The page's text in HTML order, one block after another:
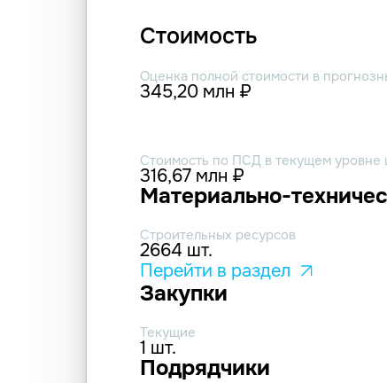
Стоимость
Оценка полной стоимости в
345,20 млн ₽
Стоимость по ПСД в текущем уровне
316,67 млн ₽
Материально-
Строительных ресурсов
2664 шт.
Перейти в раздел
Закупки
Текущие
1 шт.
Подрядчики